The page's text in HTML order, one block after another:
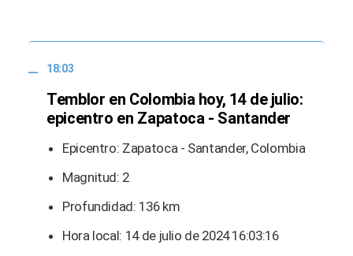
18:03
Temblor en Colombia hoy, 14 de julio:
epicentro en Zapatoca - Santander
Epicentro: Zapatoca - Santander, Colombia
Magnitud: 2
Profundidad: 136 km
Hora local: 14 de julio de 2024 16:03:16